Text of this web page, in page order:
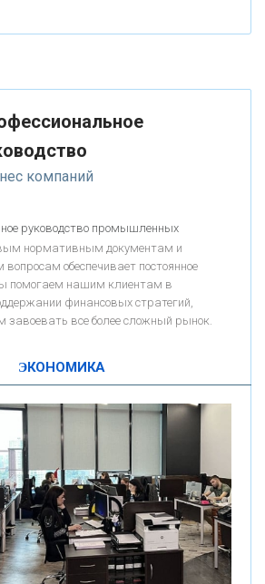
ВТБ24»
быстрых платежей за пять лет
компаний
руководство промышленных
нормативным документам и
вопросам обеспечивает постоянное
помогаем нашим клиентам в
финансовых стратегий,
завоевать все более сложный рынок.
ЭКОНОМИКА